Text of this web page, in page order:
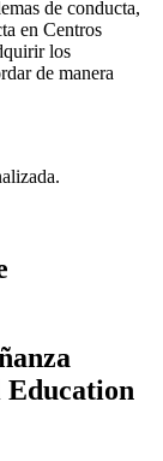
de conducta,
en Centros
los
de manera